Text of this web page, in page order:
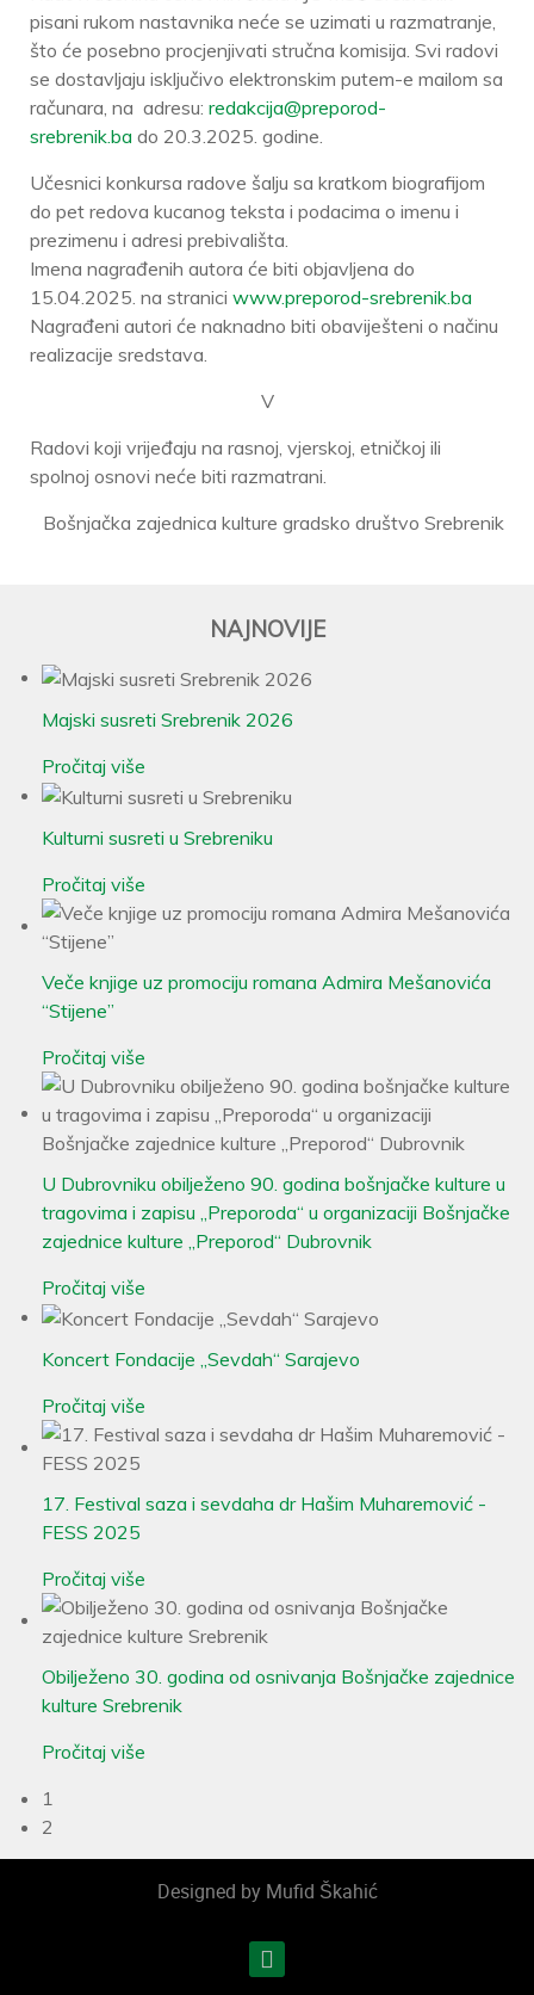
pisani rukom nastavnika neće se uzimati u razmatranje,
što će posebno procjenjivati stručna komisija. Svi radovi
se dostavljaju isključivo elektronskim putem-e mailom sa
računara, na adresu: redakcija@preporod-
srebrenik.ba do 20.3.2025. godine.
Učesnici konkursa radove šalju sa kratkom biografijom
do pet redova kucanog teksta i podacima o imenu i
prezimenu i adresi prebivališta.
Imena nagrađenih autora će biti objavljena do
15.04.2025. na stranici www.preporod-srebrenik.ba
Nagrađeni autori će naknadno biti obaviješteni o načinu
realizacije sredstava.
V
Radovi koji vrijeđaju na rasnoj, vjerskoj, etničkoj ili
spolnoj osnovi neće biti razmatrani.
Bošnjačka zajednica kulture gradsko društvo Srebrenik
NAJNOVIJE
Majski susreti Srebrenik 2026
Pročitaj više
Kulturni susreti u Srebreniku
Pročitaj više
Veče knjige uz promociju romana Admira Mešanovića
“Stijene”
Pročitaj više
U Dubrovniku obilježeno 90. godina bošnjačke kulture u
tragovima i zapisu „Preporoda“ u organizaciji Bošnjačke
zajednice kulture „Preporod“ Dubrovnik
Pročitaj više
Koncert Fondacije „Sevdah“ Sarajevo
Pročitaj više
17. Festival saza i sevdaha dr Hašim Muharemović -
FESS 2025
Pročitaj više
Obilježeno 30. godina od osnivanja Bošnjačke zajednice
kulture Srebrenik
Pročitaj više
1
2
Designed by Mufid Škahić